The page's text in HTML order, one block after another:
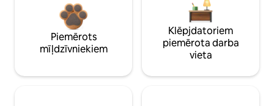
Piemērots
mīļdzīvniekiem
Klēpjdatoriem
piemērota darba
vieta